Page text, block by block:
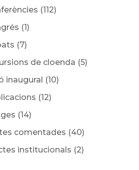
(112)
(1)
(7)
de cloenda (5)
inaugural (10)
(12)
(14)
comentades (40)
institucionals (2)